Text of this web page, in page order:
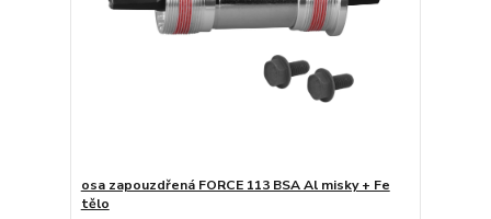
osa zapouzdřená FORCE 113 BSA Al misky + Fe
tělo